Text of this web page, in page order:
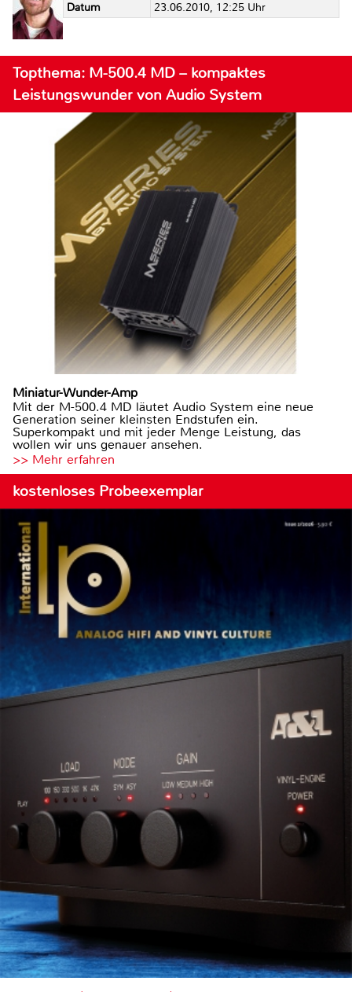
Datum
23.06.2010, 12:25 Uhr
Topthema: M-500.4 MD – kompaktes
Leistungswunder von Audio System
Miniatur-Wunder-Amp
Mit der M-500.4 MD läutet Audio System eine neue
Generation seiner kleinsten Endstufen ein.
Superkompakt und mit jeder Menge Leistung, das
wollen wir uns genauer ansehen.
>> Mehr erfahren
kostenloses Probeexemplar